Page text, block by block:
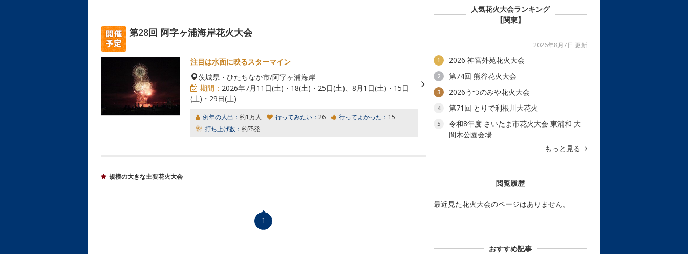
第28回 阿字ヶ浦海岸花火大会
注目は水面に映るスターマイン
茨城県・ひたちなか市/阿字ヶ浦海岸
期間： 2026年7月11日(土)・18(土)・25日(土)、8月1日(土)・15日
(土)・29日(土)
例年の人出： 約1万人 行ってみたい： 26 行ってよかった： 15
打ち上げ数： 約75発
規模の大きな主要花火大会
1
人気花火大会ランキング
【関東】
2026年8月7日 更新
1 2026 神宮外苑花火大会
2 第74回 熊谷花火大会
3 2026うつのみや花火大会
4 第71回 とりで利根川大花火
5
令和8年度 さいたま市花火大会 東浦和 大
間木公園会場
もっと見る
閲覧履歴
最近見た花火大会のページはありません。
おすすめ記事